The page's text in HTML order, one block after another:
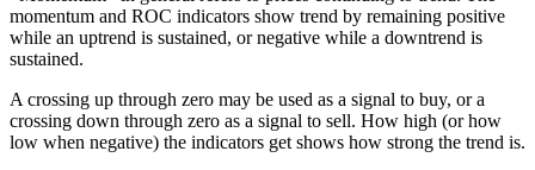
momentum and ROC indicators show trend by remaining positive
while an uptrend is sustained, or negative while a downtrend is
sustained.
A crossing up through zero may be used as a signal to buy, or a
crossing down through zero as a signal to sell. How high (or how
low when negative) the indicators get shows how strong the trend is.